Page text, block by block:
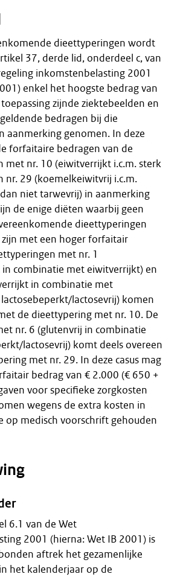
dieettyperingen wordt
37, derde lid, onderdeel c, van
inkomstenbelasting 2001
enkel het hoogste bedrag van
zijnde ziektebeelden en
bedragen bij die
aanmerking genomen. In deze
forfaitaire bedragen van de
met nr. 10 (eiwitverrijkt i.c.m. sterk
nr. 29 (koemelkeiwitvrij i.c.m.
niet tarwevrij) in aanmerking
de enige diëten waarbij geen
dieettyperingen
met een hoger forfaitair
met nr. 1
combinatie met eiwitverrijkt) en
in combinatie met
lactosevrij) komen
de dieettypering met nr. 10. De
nr. 6 (glutenvrij in combinatie
lactosevrij) komt deels overeen
met nr. 29. In deze casus mag
bedrag van € 2.000 (€ 650 +
voor specifieke zorgkosten
wegens de extra kosten in
op medisch voorschrift gehouden
6.1 van de Wet
2001 (hierna: Wet IB 2001) is
aftrek het gezamenlijke
het kalenderjaar op de